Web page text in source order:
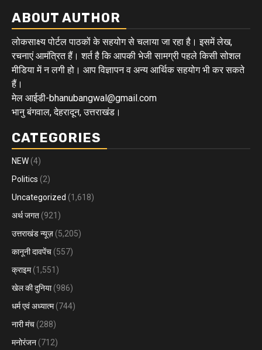
ABOUT AUTHOR
लोकसाक्ष्य पोर्टल पाठकों के सहयोग से चलाया जा रहा है। इसमें लेख,
रचनाएं आमंत्रित हैं। शर्त है कि आपकी भेजी सामग्री पहले किसी सोशल
मीडिया में न लगी हो। आप विज्ञापन व अन्य आर्थिक सहयोग भी कर सकते
हैं।
मेल आईडी-bhanubangwal@gmail.com
भानु बंगवाल, देहरादून, उत्तराखंड।
CATEGORIES
NEW (4)
Politics (2)
Uncategorized (1,618)
अर्थ जगत (921)
उत्तराखंड न्यूज़ (5,205)
कानूनी दावपेंच (557)
क्राइम(1,551)
खेल की दुनिया(986)
धर्म एवं अध्यात्म(744)
नारी मंच (288)
मनोरंजन (712)